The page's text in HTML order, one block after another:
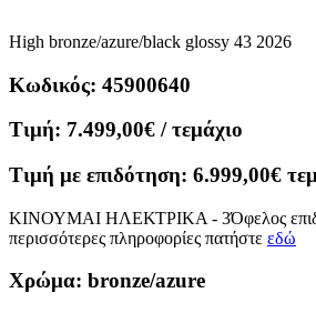
High bronze/azure/black glossy 43 2026
Κωδικός: 45900640
Τιμή: 7.499,00€ / τεμάχιο
Τιμή με επιδότηση: 6.999,00€
ΚΙΝΟΥΜΑΙ ΗΛΕΚΤΡΙΚΑ - 3Όφελος
περισσότερες πληροφορίες πατήστε εδώ
Χρώμα: bronze/azure